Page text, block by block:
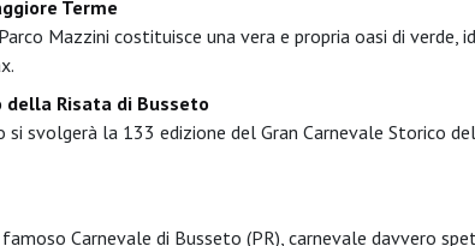
Terme
Mazzini costituisce una vera e propria oasi di verde,
della Risata di Busseto
svolgerà la 133 edizione del Gran Carnevale Storico
Carnevale di Busseto (PR), carnevale davvero